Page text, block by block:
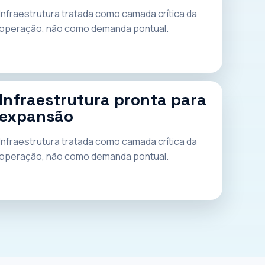
tratada como camada crítica da
não como demanda pontual.
pronta para
tratada como camada crítica da
não como demanda pontual.